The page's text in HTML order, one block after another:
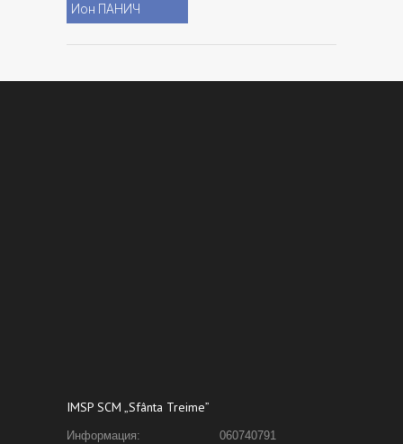
Ион ПАНИЧ
IMSP SCM „Sfânta Treime”
Информация:
060740791